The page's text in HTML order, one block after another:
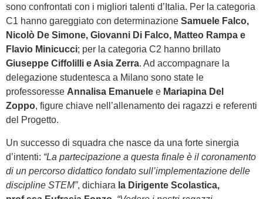
sono confrontati con i migliori talenti d’Italia. Per la categoria
C1 hanno gareggiato con determinazione Samuele Falco,
Nicolò De Simone, Giovanni Di Falco, Matteo Rampa e
Flavio Minicucci; per la categoria C2 hanno brillato
Giuseppe Ciffolilli e Asia Zerra. Ad accompagnare la
delegazione studentesca a Milano sono state le
professoresse Annalisa Emanuele e Mariapina Del
Zoppo, figure chiave nell’allenamento dei ragazzi e referenti
del Progetto.
Un successo di squadra che nasce da una forte sinergia
d’intenti: “La partecipazione a questa finale è il coronamento
di un percorso didattico fondato sull’implementazione delle
discipline STEM”, dichiara la Dirigente Scolastica,